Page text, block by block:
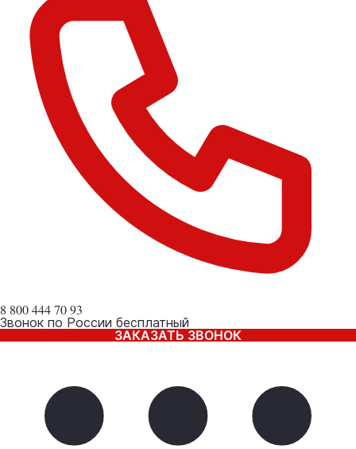
8 800444 70 93
Звонок по России бесплатный
ЗАКАЗАТЬ ЗВОНОК